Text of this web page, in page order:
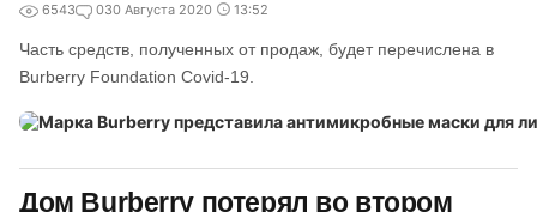
6543 030 Августа 2020 13:52
Часть средств, полученных от продаж, будет перечислена в
Burberry Foundation Covid-19.
Дом Burberry потерял во втором